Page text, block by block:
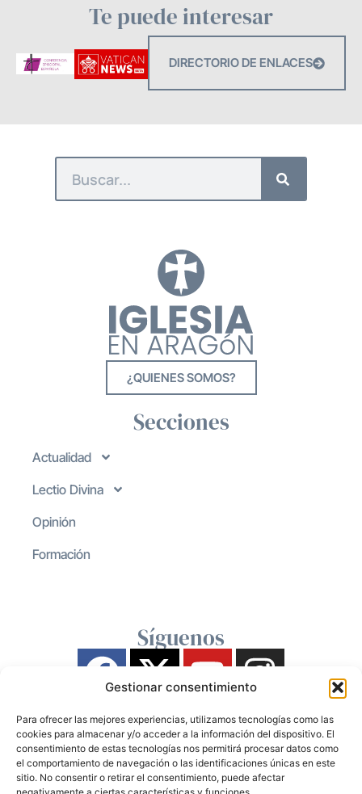
Gestionar consentimiento
Para ofrecer las mejores experiencias, utilizamos tecnologías como las
cookies para almacenar y/o acceder a la información del dispositivo. El
consentimiento de estas tecnologías nos permitirá procesar datos como
el comportamiento de navegación o las identificaciones únicas en este
sitio. No consentir o retirar el consentimiento, puede afectar
Te puede interesar
DIRECTORIO DE ENLACES
¿QUIENES SOMOS?
Secciones
Actualidad
Lectio Divina
Opinión
Formación
Síguenos